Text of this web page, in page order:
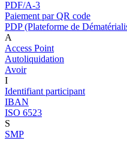
PDF/A-3
Paiement par QR code
PDP (Plateforme de
A
Access Point
Autoliquidation
Avoir
I
Identifiant participant
IBAN
ISO 6523
S
SMP